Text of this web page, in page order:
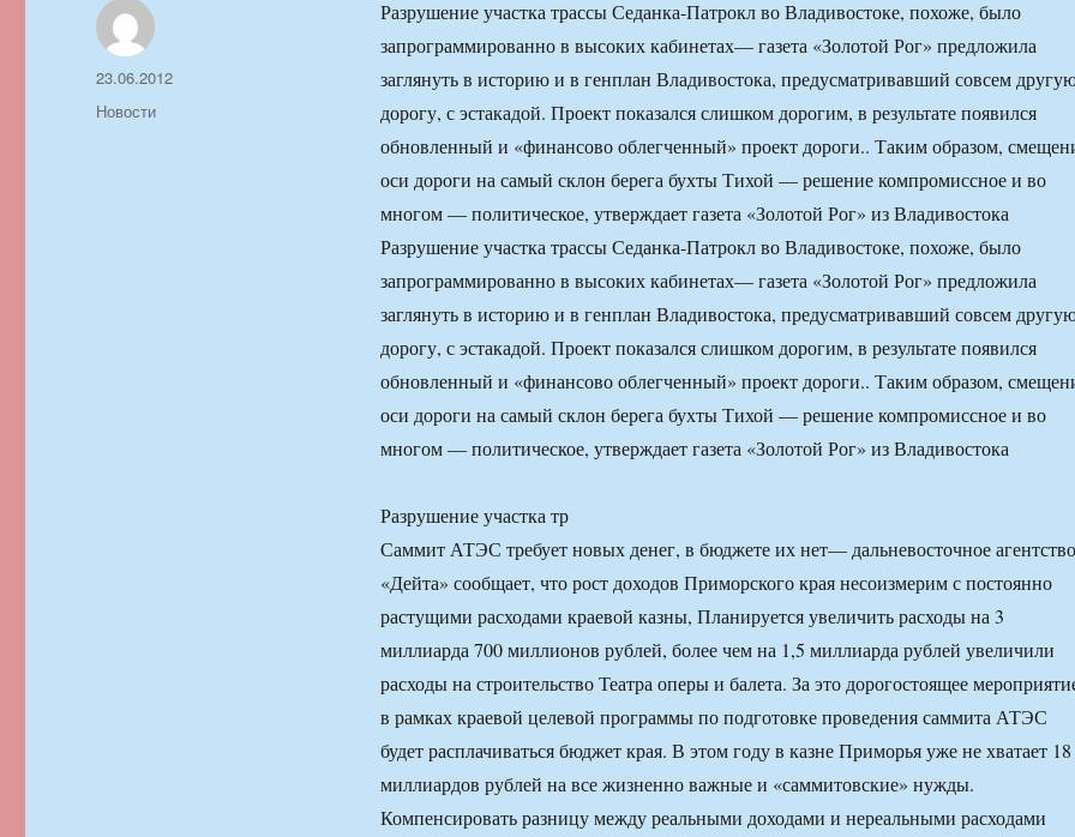
Разрушение участка трассы Седанка-Патрокл во Владивостоке, похоже, было
запрограммированно в высоких кабинетах— газета «Золотой Рог» предложила
заглянуть в историю и в генплан Владивостока, предусматривавший совсем
дорогу, с эстакадой. Проект показался слишком дорогим, в результате появился
обновленный и «финансово облегченный» проект дороги.. Таким образом,
оси дороги на самый склон берега бухты Тихой — решение компромиссное и во
многом — политическое, утверждает газета «Золотой Рог» из Владивостока
Разрушение участка трассы Седанка-Патрокл во Владивостоке, похоже, было
запрограммированно в высоких кабинетах— газета «Золотой Рог» предложила
заглянуть в историю и в генплан Владивостока, предусматривавший совсем
дорогу, с эстакадой. Проект показался слишком дорогим, в результате появился
обновленный и «финансово облегченный» проект дороги.. Таким образом,
оси дороги на самый склон берега бухты Тихой — решение компромиссное и во
многом — политическое, утверждает газета «Золотой Рог» из Владивостока
Разрушение участка тр
Саммит АТЭС требует новых денег, в бюджете их нет— дальневосточное агентство
«Дейта» сообщает, что рост доходов Приморского края несоизмерим с постоянно
растущими расходами краевой казны, Планируется увеличить расходы на 3
миллиарда 700 миллионов рублей, более чем на 1,5 миллиарда рублей увеличили
расходы на строительство Театра оперы и балета. За это дорогостоящее
в рамках краевой целевой программы по подготовке проведения саммита АТЭС
будет расплачиваться бюджет края. В этом году в казне Приморья уже не хватает 18
миллиардов рублей на все жизненно важные и «саммитовские» нужды.
Компенсировать разницу между реальными доходами и нереальными расходами
Автор
Опубликовано
23.06.2012
Рубрики
Новости